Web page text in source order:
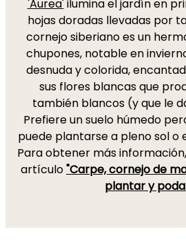
'Aurea'ilumina el jardín en
hojas doradas llevadas por
cornejo siberiano es un
chupones, notable en
desnuda y colorida,
sus flores blancas que
también blancos (y que le
Prefiere un suelo húmedo
puede plantarse a pleno sol o
Para obtener más
artículo"Carpe, cornejo de
plantar y